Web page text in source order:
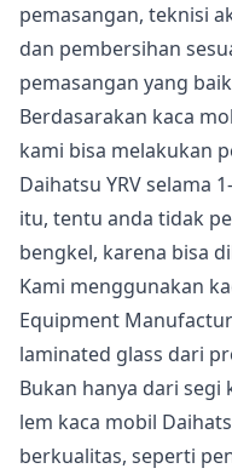
pemasangan, teknisi
dan pembersihan
pemasangan yang
Berdasarakan kaca
kami bisa melakukan
Daihatsu YRV selama
itu, tentu anda tidak
bengkel, karena bisa
Kami menggunakan
Equipment
laminated glass dari
Bukan hanya dari segi
lem kaca mobil
berkualitas, seperti